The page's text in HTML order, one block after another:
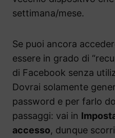
settimana/mese.
Se puoi ancora
essere in grado di
di Facebook senza
Dovrai solamente
password e per farlo
passaggi: vai in
accesso, dunque